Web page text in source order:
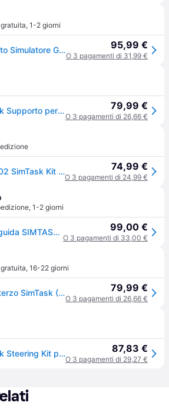
, 1-2 giorni
Thrustmaster Supporto Simulatore Guida Simtask Steering Kit Black 4060302 95,99 €
O 3 pagamenti di 31,99 €
Thrustmaster SimTask Supporto per volante Nero 79,99 €
O 3 pagamenti di 26,66 €
Thrustmaster 4060302 SimTask Kit di Sterzo Regolabile su Tre Assi per Volanti T128 e T248 colore Grigio 74,99 €
O 3 pagamenti di 24,99 €
, 1-2 giorni
Supporto simulatore guida SIMTASK Steering Kit Black 4060302 99,00 €
O 3 pagamenti di 33,00 €
, 16-22 giorni
Thrustmaster Kit di sterzo SimTask (PC, PS4, PS5, Xbox One S, Xbox Series S, Xbox Series X), Altri accessori gaming, Nero 79,99 €
O 3 pagamenti di 26,66 €
Thrustmaster SimTask Steering Kit per simulazioni guida 87,83 €
O 3 pagamenti di 29,27 €